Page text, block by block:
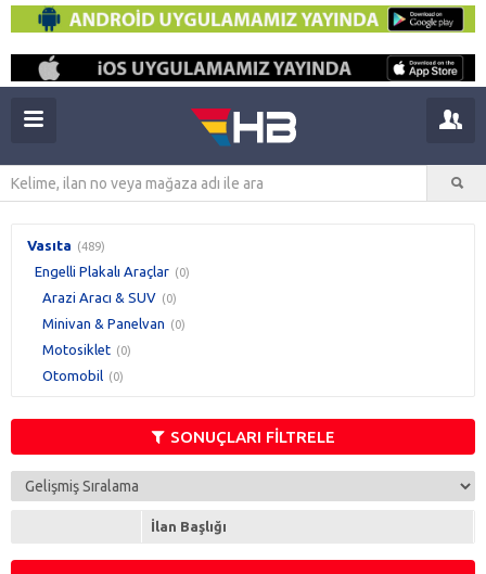
Vasıta (489)
Engelli Plakalı Araçlar (0)
Arazi Aracı & SUV (0)
Minivan & Panelvan (0)
Motosiklet (0)
Otomobil (0)
SONUÇLARI FİLTRELE
İlan Başlığı